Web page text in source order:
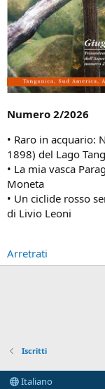
Numero 2/2026
• Raro in acquario:
1898) del Lago
• La mia vasca
Moneta
• Un ciclide rosso
di Livio Leoni
Arretrati
Iscritti
Italiano